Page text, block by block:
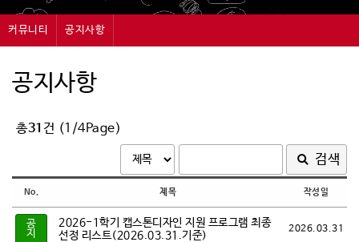
커뮤니티
과제신청
과제관리
커뮤니티
공지사항
묻고답하기
자료실
공지사항
총31 건 (1/4Page)
검색
No. 제목 작성일
공
지
2026-1학기 캡스톤디자인 지원 프로그램 최종
선정 리스트(2026.03.31.기준)
2026.03.31